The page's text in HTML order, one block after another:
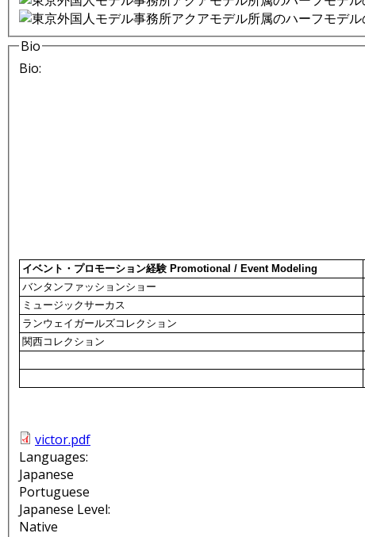
Bio
Bio:
イベント・プロモーション経験 Promotional / Event Modeling
バンタンファッションショー
ミュージックサーカス
ランウェイガールズコレクション
関西コレクション
victor.pdf
Languages:
Japanese
Portuguese
Japanese Level:
Native